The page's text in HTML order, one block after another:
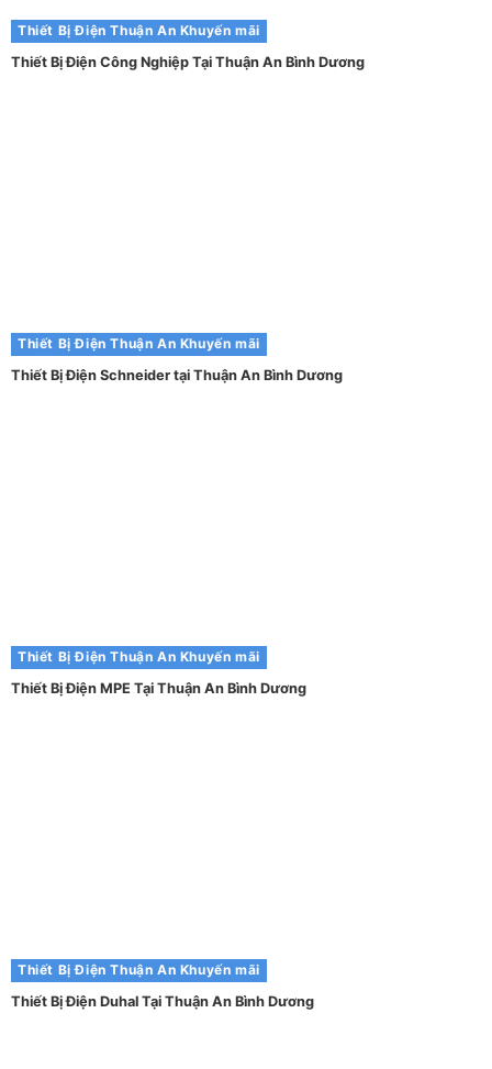
Thiết Bị Điện Thuận An Khuyến mãi
Thiết Bị Điện Công Nghiệp Tại Thuận An Bình Dương
Thiết Bị Điện Thuận An Khuyến mãi
Thiết Bị Điện Schneider tại Thuận An Bình Dương
Thiết Bị Điện Thuận An Khuyến mãi
Thiết Bị Điện MPE Tại Thuận An Bình Dương
Thiết Bị Điện Thuận An Khuyến mãi
Thiết Bị Điện Duhal Tại Thuận An Bình Dương